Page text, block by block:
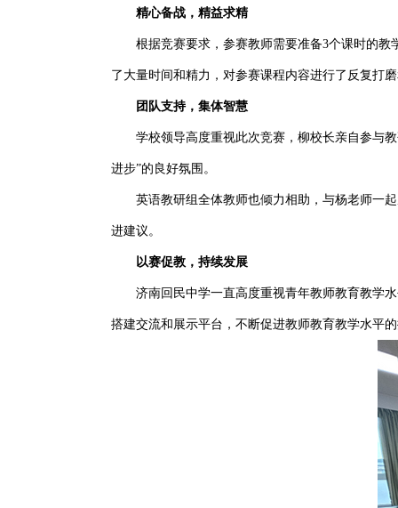
精心备战，精益求精
根据竞赛要求，参赛教师需要准备3个课时的
了大量时间和精力，对参赛课程内容进行了反复打
团队支持，集体智慧
学校领导高度重视此次竞赛，柳校长亲自参与
进步”的良好氛围。
英语教研组全体教师也倾力相助，与杨老师一
进建议。
以赛促教，持续发展
济南回民中学一直高度重视青年教师教育教学
搭建交流和展示平台，不断促进教师教育教学水平